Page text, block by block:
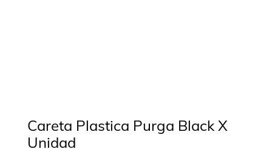
Careta Plastica Purga Black X
Unidad